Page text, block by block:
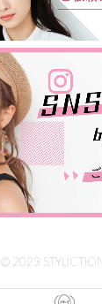
© 2023